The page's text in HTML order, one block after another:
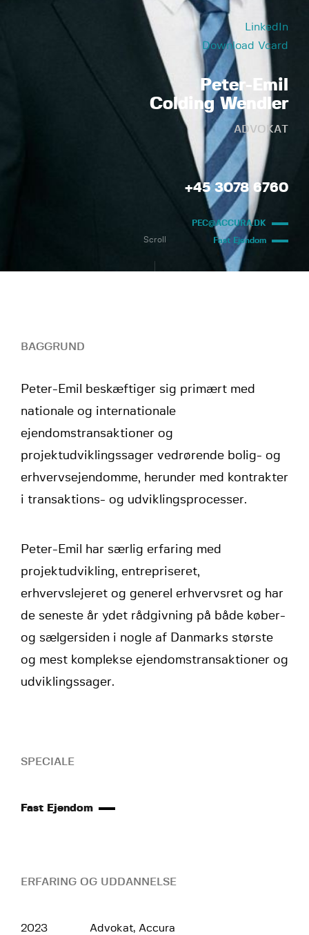
LinkedIn
Download Vcard
Peter-Emil
Colding Wendler
ADVOKAT
+45 3078 6760
PEC@ACCURA.DK
Fast Ejendom
Scroll
BAGGRUND
Peter-Emil beskæftiger sig primært med
nationale og internationale
ejendomstransaktioner og
projektudviklingssager vedrørende bolig- og
erhvervsejendomme, herunder med kontrakter
i transaktions- og udviklingsprocesser.
Peter-Emil har særlig erfaring med
projektudvikling, entrepriseret,
erhvervslejeret og generel erhvervsret og har
de seneste år ydet rådgivning på både køber-
og sælgersiden i nogle af Danmarks største
og mest komplekse ejendomstransaktioner og
udviklingssager.
SPECIALE
Fast Ejendom
ERFARING OG UDDANNELSE
2023 Advokat, Accura